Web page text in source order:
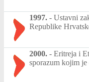
1997. - Ustavni
Republike
2000. - Eritreja i
sporazum kojim